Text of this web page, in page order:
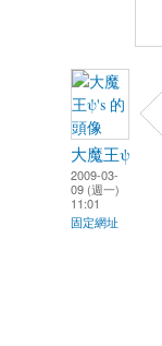
大魔王ψ
2009-03-
09 (週一)
11:01
固定網址